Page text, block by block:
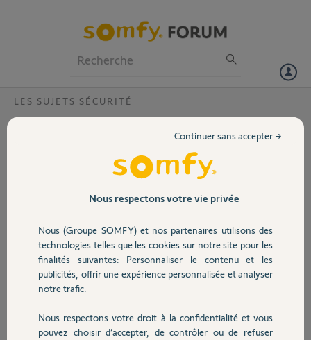
Volet
Sécurité
Domotique
Chauffage
LES SUJETS SÉCURITÉ
SOMFY PROTEXIOM / Message Pb
Détecteur mouvement arraché: Que faire ?
Je viens de changer la pile d'un détecteur de mouvement.
déclenche même si l'alarme est arrêtée.
Comment résoudre le pb SVP ?
Cordialement,
Nous respectons votre vie privée
Nous (Groupe SOMFY) et nos partenaires utilisons des
technologies telles que les cookies sur notre site pour les
finalités suivantes: Personnaliser le contenu et les
publicités, offrir une expérience personnalisée et analyser
notre trafic.
Nous respectons votre droit à la confidentialité et vous
pouvez choisir d’accepter, de contrôler ou de refuser
Continuer sans accepter →